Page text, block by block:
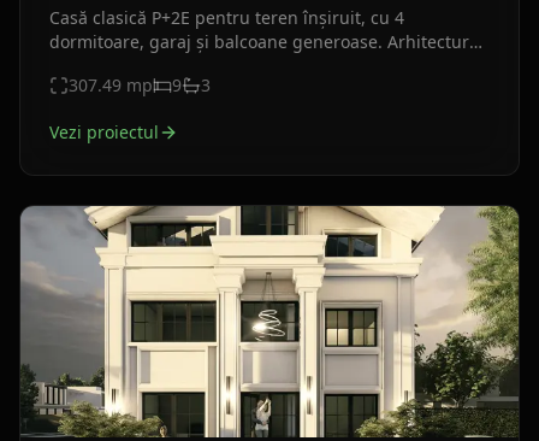
Casă clasică P+2E pentru teren înșiruit, cu 4
dormitoare, garaj și balcoane generoase. Arhitectură
307.49 mp 9 3
Vezi proiectul